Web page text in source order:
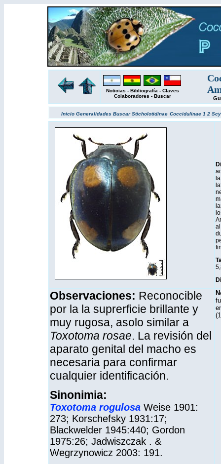
Noticias - Bibliografía - Claves
Colaboradores - Buscar
Inicio Generalidades BuscarSticholotidinae Coccidulinae 1 2
Observaciones: Reconocible
por la la suprerficie brillante y
muy rugosa, asolo similar a
Toxotoma rosae. La revisión del
aparato genital del macho es
necesaria para confirmar
cualquier identificación.
Sinonimia:
Toxotoma rogulosa Weise 1901:
273; Korschefsky 1931:17;
Blackwelder 1945:440; Gordon
1975:26; Jadwiszczak . &
Wegrzynowicz 2003: 191.